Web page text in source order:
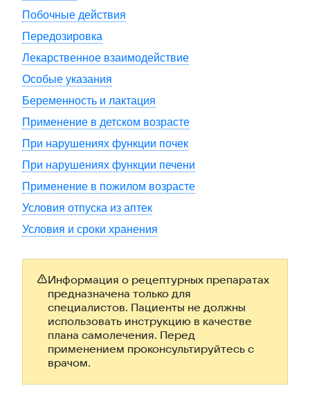
Побочные действия
Передозировка
Лекарственное взаимодействие
Особые указания
Беременность и лактация
Применение в детском возрасте
При нарушениях функции почек
При нарушениях функции печени
Применение в пожилом возрасте
Условия отпуска из аптек
Условия и сроки хранения
Информация о рецептурных препаратах
предназначена только для
специалистов. Пациенты не должны
использовать инструкцию в качестве
плана самолечения. Перед
применением проконсультируйтесь с
врачом.